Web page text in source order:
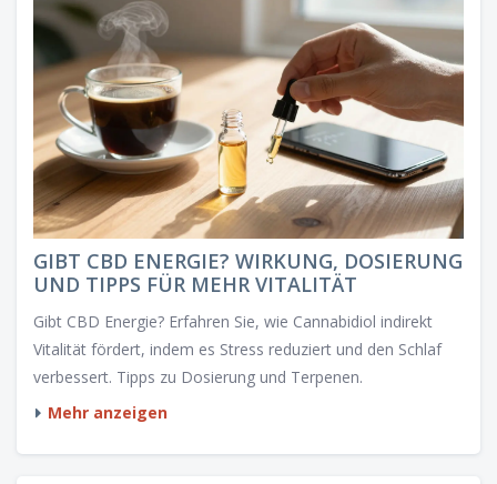
GIBT CBD ENERGIE? WIRKUNG, DOSIERUNG
UND TIPPS FÜR MEHR VITALITÄT
Gibt CBD Energie? Erfahren Sie, wie Cannabidiol indirekt
Vitalität fördert, indem es Stress reduziert und den Schlaf
verbessert. Tipps zu Dosierung und Terpenen.
Mehr anzeigen